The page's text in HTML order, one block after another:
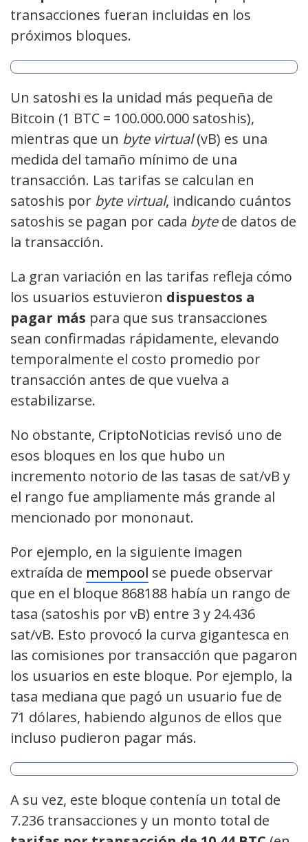
transacciones fueran incluidas en los
próximos bloques.
Un satoshi es la unidad más pequeña de
Bitcoin (1 BTC = 100.000.000 satoshis),
mientras que un byte virtual(vB) es una
medida del tamaño mínimo de una
transacción. Las tarifas se calculan en
satoshis por byte virtual, indicando cuántos
satoshis se pagan por cada bytede datos de
la transacción.
La gran variación en las tarifas refleja cómo
los usuarios estuvieron dispuestos a
pagar más para que sus transacciones
sean confirmadas rápidamente, elevando
temporalmente el costo promedio por
transacción antes de que vuelva a
estabilizarse.
No obstante, CriptoNoticias revisó uno de
esos bloques en los que hubo un
incremento notorio de las tasas de sat/vB y
el rango fue ampliamente más grande al
mencionado por mononaut.
Por ejemplo, en la siguiente imagen
extraída de mempool se puede observar
que en el bloque 868188 había un rango de
tasa (satoshis por vB) entre 3 y 24.436
sat/vB. Esto provocó la curva gigantesca en
las comisiones por transacción que pagaron
los usuarios en este bloque. Por ejemplo, la
tasa mediana que pagó un usuario fue de
71 dólares, habiendo algunos de ellos que
incluso pudieron pagar más.
A su vez, este bloque contenía un total de
7.236 transacciones y un monto total de